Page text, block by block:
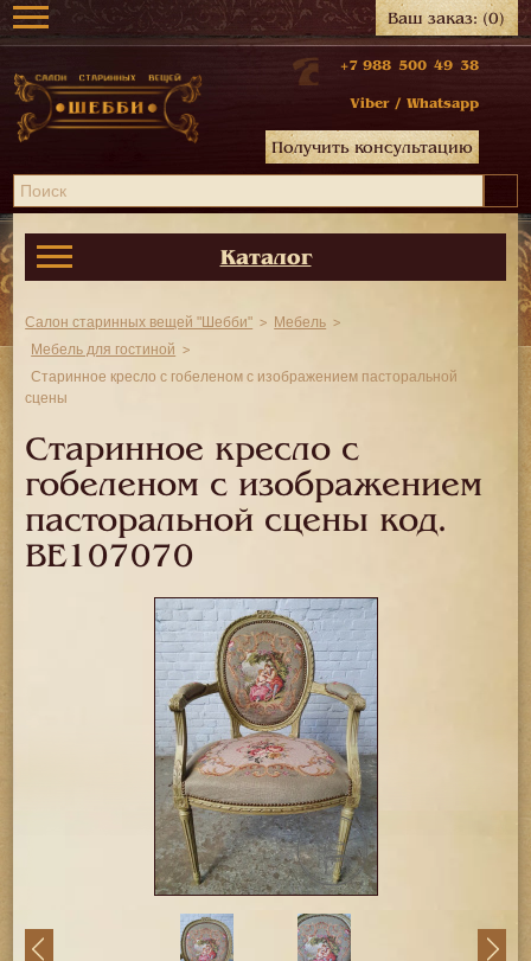
Ваш заказ:(0)
+7 988 500 49 38
Viber / Whatsapp
Получить консультацию
Каталог
Салон старинных вещей "Шебби"
Мебель
Мебель для гостиной
Старинное кресло с гобеленом с изображением пасторальной
сцены
Старинное кресло с
гобеленом с изображением
пасторальной сцены код.
BE107070